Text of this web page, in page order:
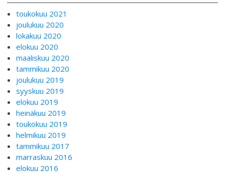
toukokuu 2021
joulukuu 2020
lokakuu 2020
elokuu 2020
maaliskuu 2020
tammikuu 2020
joulukuu 2019
syyskuu 2019
elokuu 2019
heinäkuu 2019
toukokuu 2019
helmikuu 2019
tammikuu 2017
marraskuu 2016
elokuu 2016